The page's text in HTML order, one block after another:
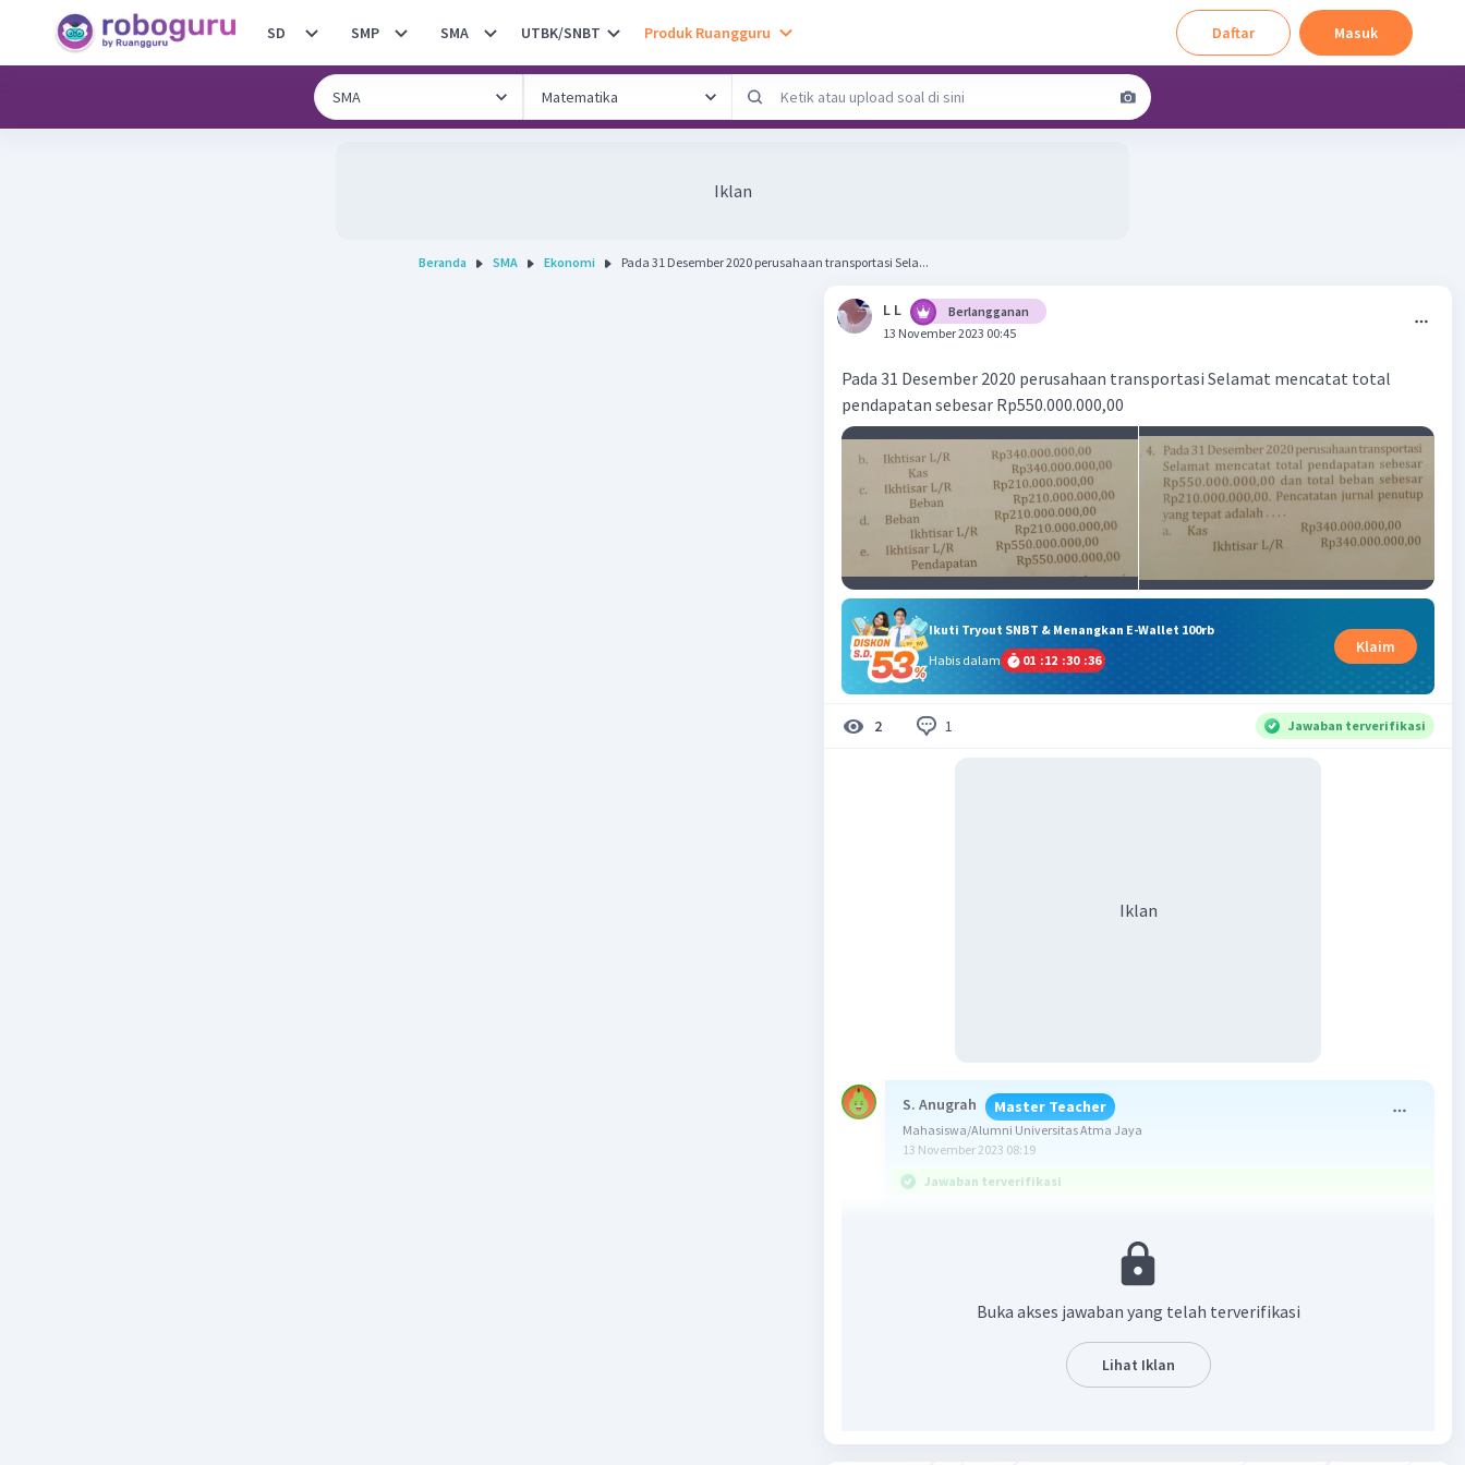
SD SMP SMA UTBK/SNBT Produk Ruangguru Daftar Masuk
Iklan
Beranda SMA Ekonomi Pada 31 Desember 2020 perusahaan transportasi Sela...
L L
Berlangganan
13 November 2023 00:45
Pada 31 Desember 2020 perusahaan transportasi Selamat mencatat total
pendapatan sebesar Rp550.000.000,00
Ikuti Tryout SNBT & Menangkan E-Wallet 100rb
Habis dalam
01 :12 :30 :35
Klaim
2 1 Jawaban terverifikasi
Iklan
S. Anugrah Master Teacher
Mahasiswa/Alumni Universitas Atma Jaya
13 November 2023 08:19
Jawaban terverifikasi
Total pendapatan Rp550.000.000,00
Total beban Rp210.000.000,00
Buka akses jawaban yang telah terverifikasi
Lihat Iklan